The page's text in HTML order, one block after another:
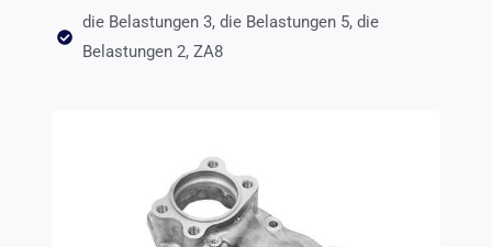
die Belastungen 3, die Belastungen 5, die
Belastungen 2, ZA8